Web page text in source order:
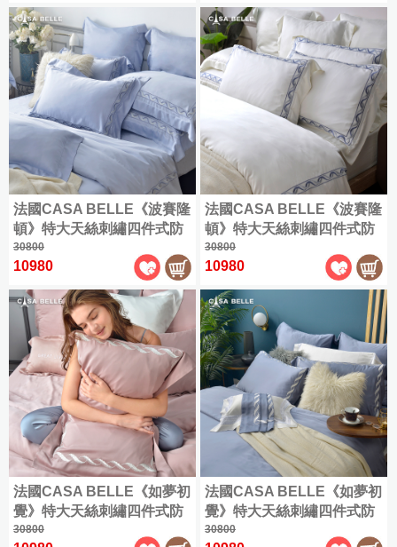
|
記
憶
枕
8
折
起
︙
軟
式
硅
藻
土
地
墊
最
低
78
折
︙
OUTLET
出
清
|
最
低
3
折
單
人
(105x186cm)
雙
人
(150x186cm)
大
(180x186cm)
特
(180x210cm)
被
套
床
組
300
織
梳
棉
|
床
包
枕
套
組
此
分
類
全
尺
寸
商
品
|
單
涼
感/
海
島
床
包
枕
套
組
ICECOOL
600
織
乳
膠
枕
羽
絨
枕
|
毛
枕
可
水
機
能
枕
兒
童
枕
配
件
|
枕
套、
ICECOOL
眠
綿
冰|
涼
感
被
超
COOL
涼
|
一
綿
冰
沁
涼
涼
被
|
泡
泡
冰
涼
感
季
兩
用
被
部
商
四
季
被/
365
天
懶
懶
被
冬
被
|
被
全
部
品
|
鵝
羽
絨
被
羊
毛
被
|
蠶
絲
被
|
原
暖
和
毛
毯
毛
毯
全
部
保
暖
毛
毯
兒
童
毛
毯
童
專
區
專
區
全
部
商
品
|
兒
童
涼
被
類
全
部
商
|
單
保
潔
墊
(105x186cm)
保
潔
墊
(150x186cm)
加
大
保
潔
墊
(180x186cm)
特
件
|
家
配
件
類
部
商
品
|
土
一
般
地
墊
方
巾
|
毛
巾
|
舒
眠
枕
套
|
套
全
部
商
純
棉/
海
島
棉
枕
套
天
絲
枕
套
部
角
色
HELLO
KITTY
Kuromi
米
My
Melody
蒂
雙
星
仙
子
大
耳
狗
喜
拿
/
帕
拉
拉
熊
迪
士
尼
列
設
計
師
系
列
棉
✿
Long
staple
cotton
針
織
✿
Jersey
cotton
水
洗
棉
Washed
cotton
匹
馬
棉
✿
Supima
cotton
天
絲
✿
Tencel
人
被
單
人
Single
雙
Double
加
大
Queen
特
大
King
特
大
包
人
被
大
利
La
Belle
義
大
利
Belle
法
國
CASA
BELLE
國
Abelia
版
品
床
墊
家
具
Man&Kids
兒
童
家
具
時
優
惠
關
於
們
問
客
服
資
訊
門
市
法國CASA BELLE《波賽隆
頓》特大天絲刺繡四件式防
蹣抗菌吸濕排汗兩用被床包
組(共兩色)
30800
10980
法國CASA BELLE《波賽隆
頓》特大天絲刺繡四件式防
蹣抗菌吸濕排汗兩用被床包
組(共兩色)
30800
10980
法國CASA BELLE《如夢初
覺》特大天絲刺繡四件式防
蹣抗菌吸濕排汗兩用被床包
30800
法國CASA BELLE《如夢初
覺》特大天絲刺繡四件式防
蹣抗菌吸濕排汗兩用被床包
30800